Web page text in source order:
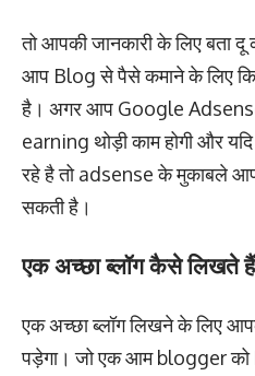
तो आपकी जानकारी के लिए बता दू
आप Blog से पैसे कमाने के लिए
है। अगर आप Google
earning थोड़ी काम होगी और
रहे है तो adsense के मुकाबले
सकती है।
एक अच्छा ब्लॉग कैसे लिखते हैं
एक अच्छा ब्लॉग लिखने के लिए
पड़ेगा। जो एक आम blogger